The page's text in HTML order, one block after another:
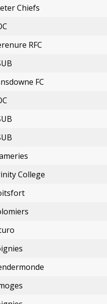
Chiefs
RFC
FC
College